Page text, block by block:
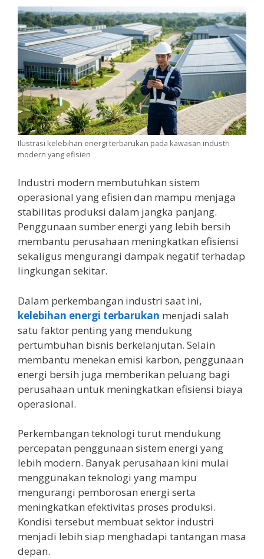
Ilustrasi kelebihan energi terbarukan pada kawasan industri
modern yang efisien
Industri modern membutuhkan sistem
operasional yang efisien dan mampu menjaga
stabilitas produksi dalam jangka panjang.
Penggunaan sumber energi yang lebih bersih
membantu perusahaan meningkatkan efisiensi
sekaligus mengurangi dampak negatif terhadap
lingkungan sekitar.
Dalam perkembangan industri saat ini,
kelebihan energi terbarukan menjadi salah
satu faktor penting yang mendukung
pertumbuhan bisnis berkelanjutan. Selain
membantu menekan emisi karbon, penggunaan
energi bersih juga memberikan peluang bagi
perusahaan untuk meningkatkan efisiensi biaya
operasional.
Perkembangan teknologi turut mendukung
percepatan penggunaan sistem energi yang
lebih modern. Banyak perusahaan kini mulai
menggunakan teknologi yang mampu
mengurangi pemborosan energi serta
meningkatkan efektivitas proses produksi.
Kondisi tersebut membuat sektor industri
menjadi lebih siap menghadapi tantangan masa
depan.